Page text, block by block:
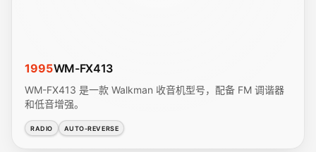
1995WM-FX413
WM-FX413 是一款 Walkman 收音机型号，配备 FM 调谐器
和低音增强。
RADIO AUTO-REVERSE